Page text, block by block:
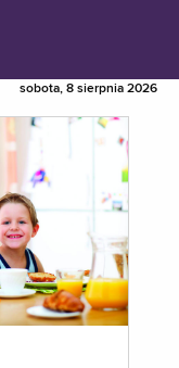
sobota, 8 sierpnia 2026